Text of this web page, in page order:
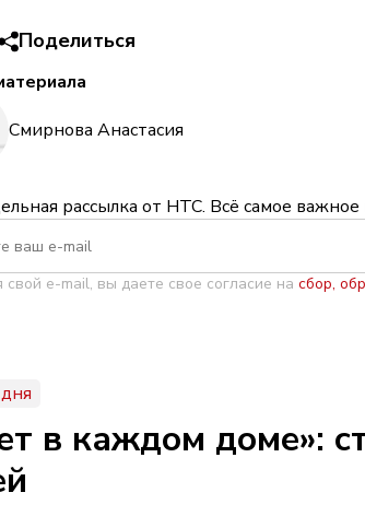
Поделиться
Смирнова Анастасия
рассылка от НТС. Всё самое
свой e-mail, вы даете свое согласие на сбор,
в каждом доме»: